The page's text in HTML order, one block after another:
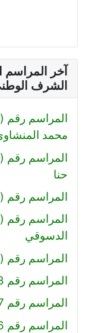
آخر
الشرف
محمد
حنا
المراسم رقم (231) : رضا ذكي محمد
الدسوقي
المراسم رقم (229) : أميرة فكري أحمد
المراسم رقم 228 : محمد حلمي نصار
المراسم رقم 227 : كريم سالم درويش
المراسم رقم 226 : عمرو خالد حسين